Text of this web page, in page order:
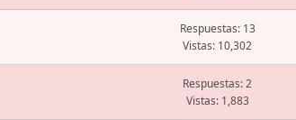
Respuestas: 13
Vistas: 10,302
Respuestas: 2
Vistas: 1,883